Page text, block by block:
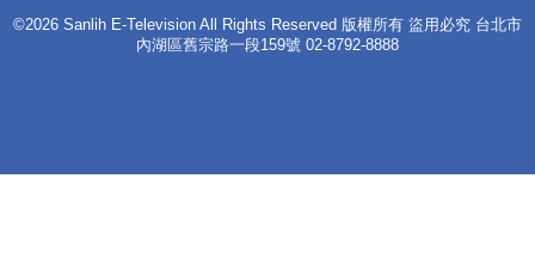
©2026 Sanlih E-Television All Rights Reserved 版權所有 盜用必究 台北市
內湖區舊宗路一段159號 02-8792-8888